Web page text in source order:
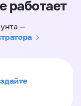
работает
—